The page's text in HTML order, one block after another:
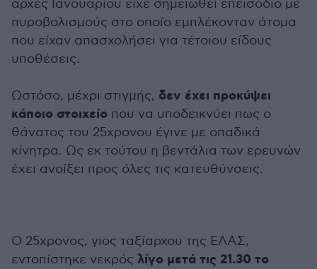
αρχές Ιανουαρίου είχε σημειωθεί επεισόδιο με
πυροβολισμούς στο οποίο εμπλέκονταν άτομα
που είχαν απασχολήσει για τέτοιου είδους
υποθέσεις.
Ωστόσο, μέχρι στιγμής, δεν έχει προκύψει
κάποιο στοιχείο που να υποδεικνύει πως ο
θάνατος του 25χρονου έγινε με οπαδικά
κίνητρα. Ως εκ τούτου η βεντάλια των ερευνών
έχει ανοίξει προς όλες τις κατευθύνσεις.
Ο 25χρονος, γιος ταξίαρχου της ΕΛΑΣ,
εντοπίστηκε νεκρός λίγο μετά τις 21.30 το